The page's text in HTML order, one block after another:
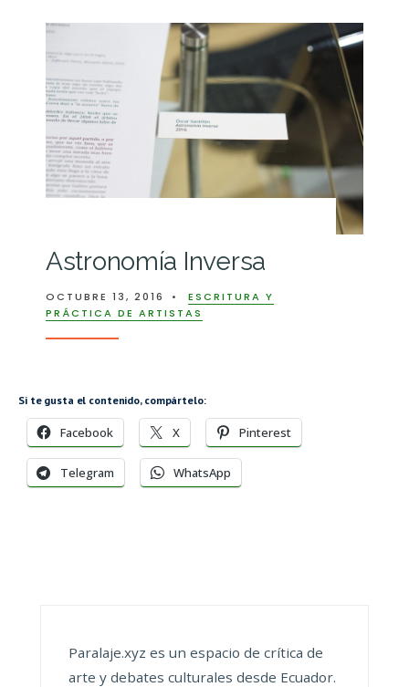
Astronomía Inversa
OCTUBRE 13, 2016 •
ESCRITURA Y
PRÁCTICA DE ARTISTAS
Si te gusta el contenido, compártelo:
Facebook X Pinterest
Telegram WhatsApp
Paralaje.xyz es un espacio de crítica de
arte y debates culturales desde Ecuador.